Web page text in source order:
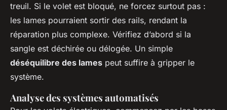
treuil. Si le volet est bloqué, ne forcez surtout pas :
les lames pourraient sortir des rails, rendant la
réparation plus complexe. Vérifiez d’abord si la
sangle est déchirée ou délogée. Un simple
déséquilibre des lames peut suffire à gripper le
système.
Analyse des systèmes automatisés